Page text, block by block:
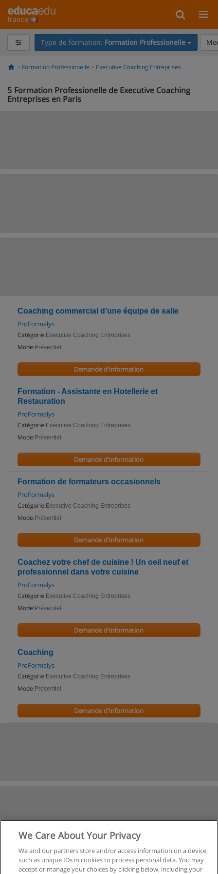
france
Type de formation: Formation Professionelle
Formation Professionelle Executive Coaching Entreprises
5 Formation Professionelle de Executive Coaching
Entreprises en Paris
Coaching commercial d’une équipe de salle
ProFormalys
Catégorie: Executive Coaching Entreprises
Mode: Présentiel
Demande d'information
Formation - Assistante en Hotellerie et
Restauration
ProFormalys
Catégorie: Executive Coaching Entreprises
Mode: Présentiel
Demande d'information
Formation de formateurs occasionnels
ProFormalys
Catégorie: Executive Coaching Entreprises
Mode: Présentiel
Demande d'information
Coachez votre chef de cuisine ! Un oeil neuf et
professionnel dans votre cuisine
ProFormalys
Catégorie: Executive Coaching Entreprises
Mode: Présentiel
Demande d'information
Coaching
ProFormalys
Catégorie: Executive Coaching Entreprises
Mode: Présentiel
Demande d'information
We Care About Your Privacy
We and our partners store and/or access information on a device,
such as unique IDs in cookies to process personal data. You may
accept or manage your choices by clicking below, including your